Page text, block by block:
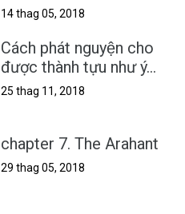
14 thag 05, 2018
Cách phát nguyện cho
được thành tựu như ý...
25 thag 11, 2018
chapter 7. The Arahant
29 thag 05, 2018